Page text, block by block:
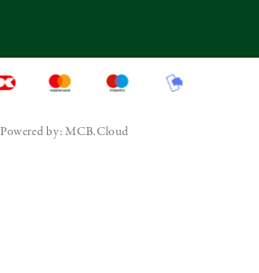
Powered by: MCB.Cloud